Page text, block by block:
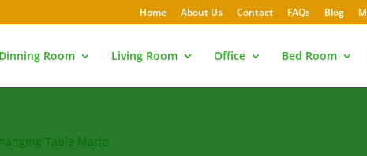
Home About Us Contact FAQs Blog
Room Living Room Office Bed Room
Table Mario